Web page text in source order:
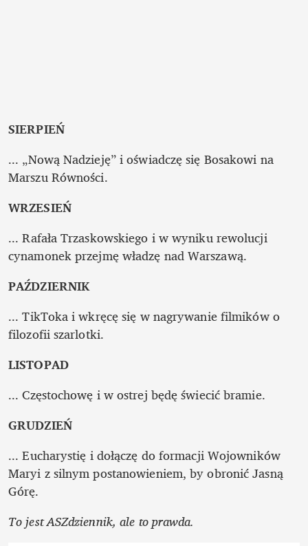
SIERPIEŃ
... „Nową Nadzieję” i oświadczę się Bosakowi na
WRZESIEŃ
... Rafała Trzaskowskiego i w wyniku rewolucji
PAŹDZIERNIK
... TikToka i wkręcę się w nagrywanie filmików o
filozofii szarlotki.
LISTOPAD
... Częstochowę i w ostrej będę świecić bramie.
GRUDZIEŃ
... Eucharystię i dołączę do formacji Wojowników
Maryi z silnym postanowieniem, by obronić Jasną
Górę.
To jest ASZdziennik, ale to prawda.